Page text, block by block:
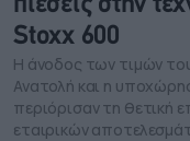
πιέσεις στην
Stoxx 600
Η άνοδος των τιμών
Ανατολή και η
περιόρισαν τη θετική
εταιρικών